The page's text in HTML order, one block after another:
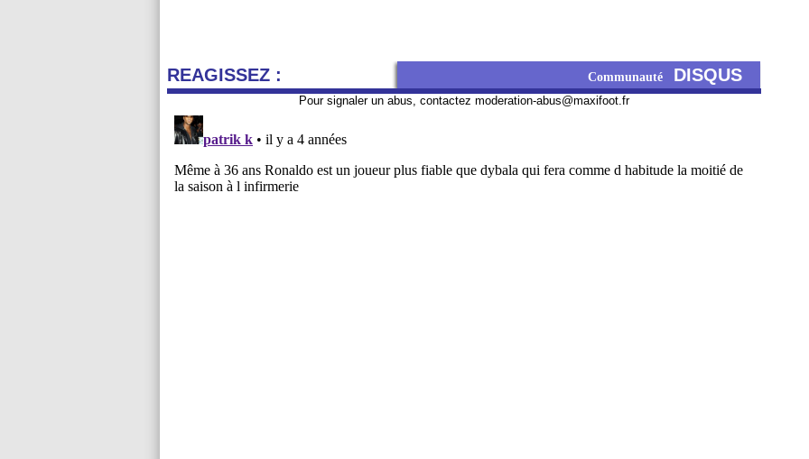
REAGISSEZ : Communauté DISQUS
Pour signaler un abus, contactez moderation-abus@maxifoot.fr